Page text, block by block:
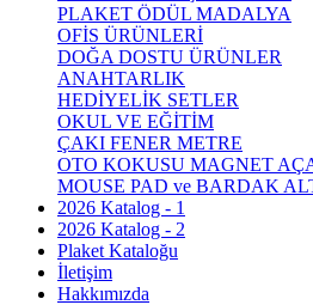
PLAKET ÖDÜL MADALYA
OFİS ÜRÜNLERİ
DOĞA DOSTU ÜRÜNLER
ANAHTARLIK
HEDİYELİK SETLER
OKUL VE EĞİTİM
ÇAKI FENER METRE
OTO KOKUSU MAGNET
MOUSE PAD ve BARDAK
2026 Katalog - 1
2026 Katalog - 2
Plaket Kataloğu
İletişim
Hakkımızda